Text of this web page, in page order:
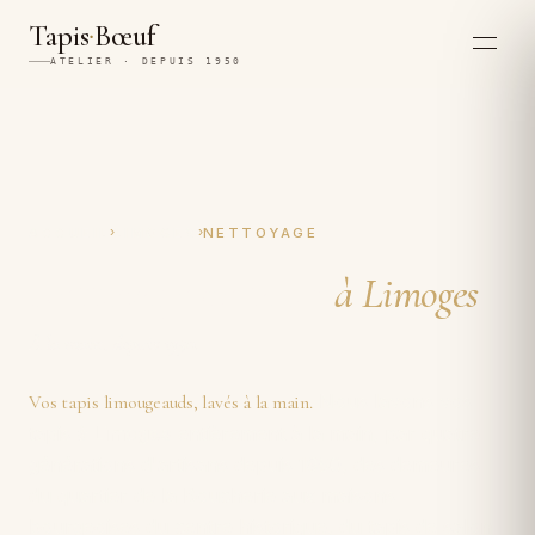
Tapis·Bœuf
ATELIER · DEPUIS 1950
›LIMOGES ›NETTOYAGE
à Limoges
Vos tapis limougeauds, lavés à la main.